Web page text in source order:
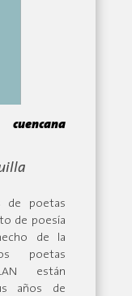
de poetas
de poesía
de la
poetas
están
años de